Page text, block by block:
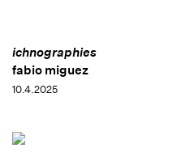
ichnographies
fabio miguez
10.4.2025